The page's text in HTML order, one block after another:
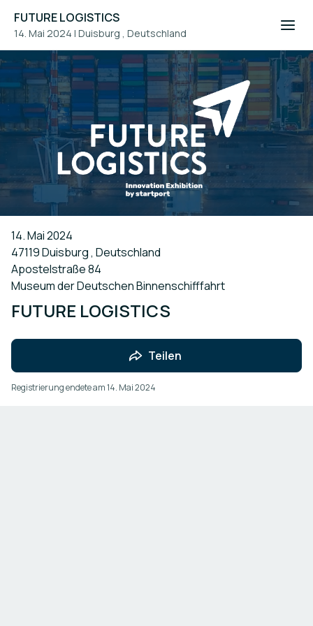
FUTURE LOGISTICS
14. Mai 2024 | Duisburg , Deutschland
14. Mai 2024
47119 Duisburg , Deutschland
Apostelstraße 84
Museum der Deutschen Binnenschifffahrt
FUTURE LOGISTICS
Teilen
Registrierung endete am14. Mai 2024